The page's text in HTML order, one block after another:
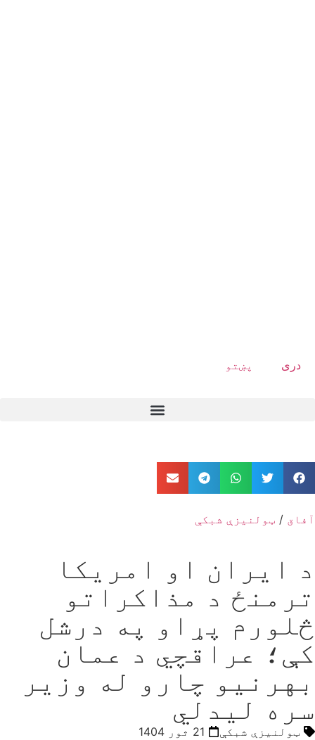
دری پښتو
آفاق / ټولنیزې شبکې
د ایران او امریکا
ترمنځ د مذاکراتو
څلورم پړاو په درشل
کې؛ عراقچي د عمان
بهرنیو چارو له وزیر
سره لیدلي
ټولنیزې شبکې 21 ثور 1404